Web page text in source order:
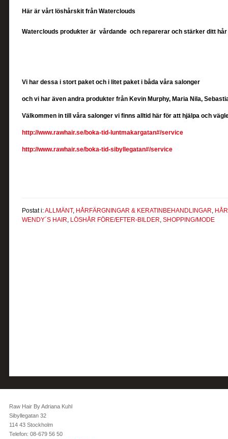
Här är vårt löshårskit från Waterclouds
Waterclouds produkter är vårdande och reparerar och stärker ditt
Vi har dessa i stort paket och i litet paket i båda våra salonger
och vi har även andra produkter från Kevin Murphy, Maria Nila,
Välkommen in till våra salonger vi finns alltid här för att hjälpa och
http://www.rawhair.se/boka-tid-luntmakargatan#/service
http://www.rawhair.se/boka-tid-sibyllegatan#/service
Postat i:ALLMÄNT, HÅRFÄRGNINGAR & KERATINBEHANDLINGAR,
WENDY´S HAIR, LÖSHÅR FÖRE/EFTER-BILDER, SHOPPING/MODE
Raw Hair By Adriana Kuhl
Sibyllegatan 32
114 43 Stockholm
Telefon: 08-679 56 50